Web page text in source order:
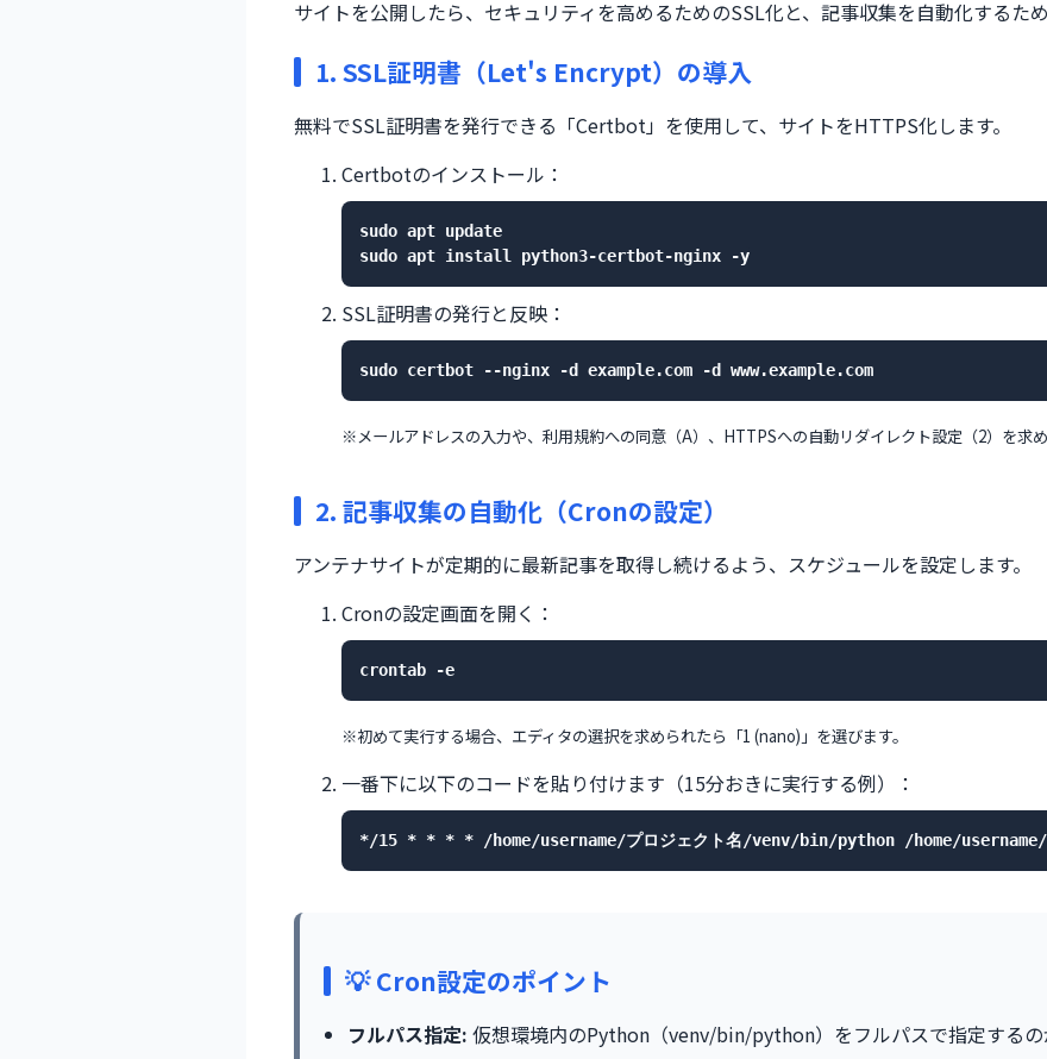
サイトを公開したら、セキュリティを高めるためのSSL化と、記事収集を自動化するた
1. SSL証明書（Let's Encrypt）の導入
無料でSSL証明書を発行できる「Certbot」を使用して、サイトをHTTPS化します。
Certbotのインストール：
sudo apt update
sudo apt install python3-certbot-nginx -y
SSL証明書の発行と反映：
sudo certbot --nginx -d example.com -d www.example.com
※メールアドレスの入力や、利用規約への同意（A）、HTTPSへの自動リダイレクト設定（2）を求め
2. 記事収集の自動化（Cronの設定）
アンテナサイトが定期的に最新記事を取得し続けるよう、スケジュールを設定します。
Cronの設定画面を開く：
crontab -e
※初めて実行する場合、エディタの選択を求められたら「1 (nano)」を選びます。
一番下に以下のコードを貼り付けます（15分おきに実行する例）：
*/15 * * * * /home/username/プロジェクト名/venv/bin/python /home/username/
💡 Cron設定のポイント
フルパス指定: 仮想環境内のPython（venv/bin/python）をフルパスで指定するの